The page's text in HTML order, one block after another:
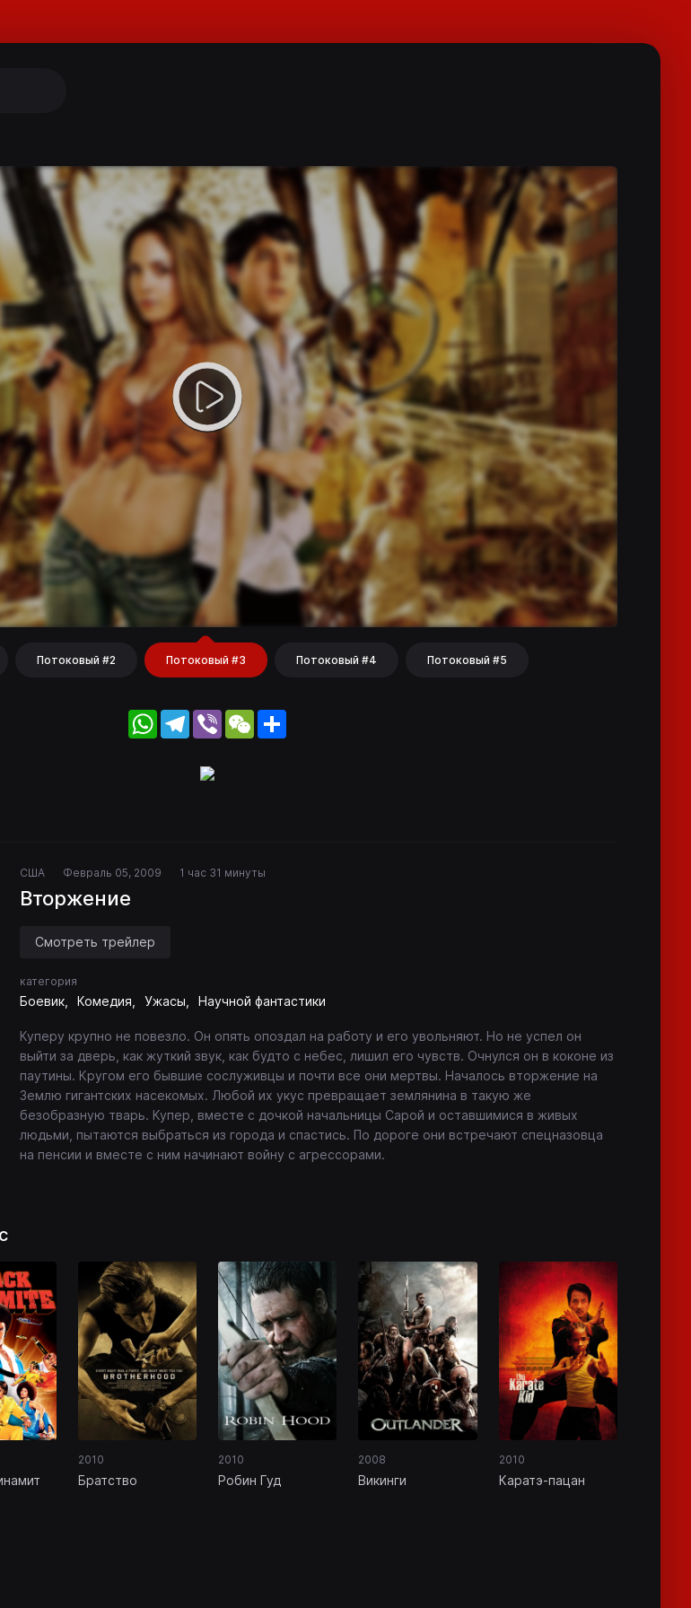
Потоковый #2 Потоковый #3 Потоковый #4 Потоковый #5
WhatsApp
Telegram
Viber WeChat
США Февраль 05, 2009 1 час 31 минуты
Вторжение
Смотреть трейлер
категория
Боевик Комедия Ужасы Научной фантастики
Куперу крупно не повезло. Он опять опоздал на работу и его увольняют. Но не успел он
выйти за дверь, как жуткий звук, как будто с небес, лишил его чувств. Очнулся он в коконе из
паутины. Кругом его бывшие сослуживцы и почти все они мертвы. Началось вторжение на
Землю гигантских насекомых. Любой их укус превращает землянина в такую же
безобразную тварь. Купер, вместе с дочкой начальницы Сарой и оставшимися в живых
людьми, пытаются выбраться из города и спастись. По дороге они встречают спецназовца
на пенсии и вместе с ним начинают войну с агрессорами.
2010
Братство
2010
Робин Гуд
2008
Викинги
2010
Каратэ-пацан